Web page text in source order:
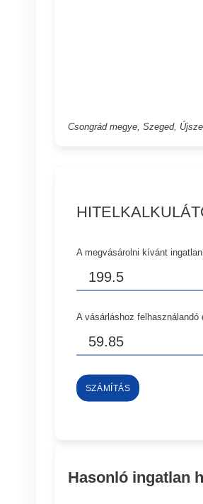
Csongrád megye, Szeged,
A megvásárolni kívánt
A vásárláshoz felhasználandó
SZÁMÍTÁS
Hasonló ingatlan